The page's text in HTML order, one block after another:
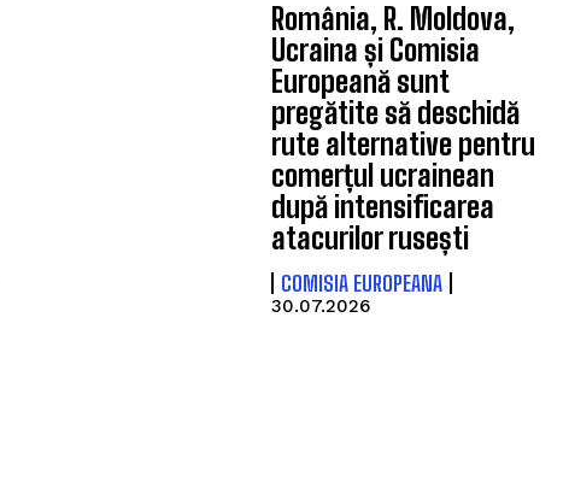
România, R. Moldova,
Ucraina și Comisia
Europeană sunt
pregătite să deschidă
rute alternative pentru
comerțul ucrainean
după intensificarea
atacurilor rusești
COMISIA EUROPEANA
30.07.2026